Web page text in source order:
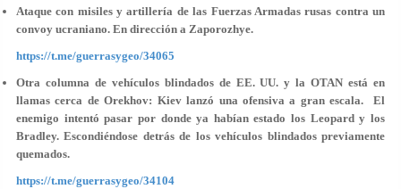
Ataque con misiles y artillería de las Fuerzas Armadas rusas contra un
convoy ucraniano. En dirección a Zaporozhye.
https://t.me/guerrasygeo/34065
Otra columna de vehículos blindados de EE. UU. y la OTAN está en
llamas cerca de Orekhov: Kiev lanzó una ofensiva a gran escala. El
enemigo intentó pasar por donde ya habían estado los Leopard y los
Bradley. Escondiéndose detrás de los vehículos blindados previamente
quemados.
https://t.me/guerrasygeo/34104